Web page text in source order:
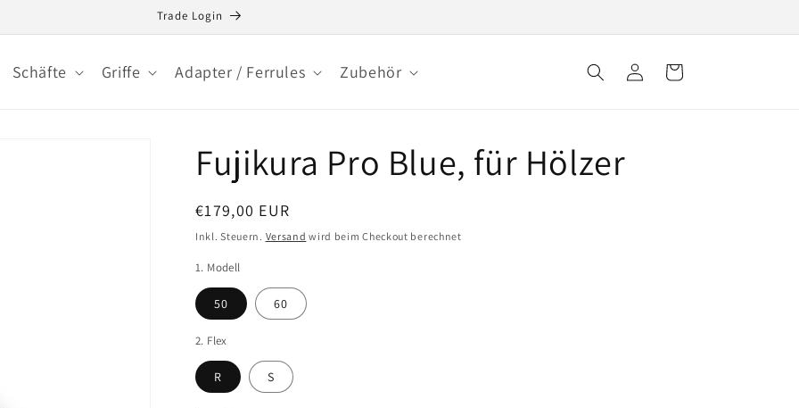
Trade Login
Schäfte Griffe Adapter / Ferrules Zubehör EinloggenWarenkorb
Fujikura Pro Blue, für Hölzer
Normaler
Preis
€179,00 EUR
Inkl. Steuern. Versand wird beim Checkout berechnet
1. Modell
50 60
2. Flex
R S